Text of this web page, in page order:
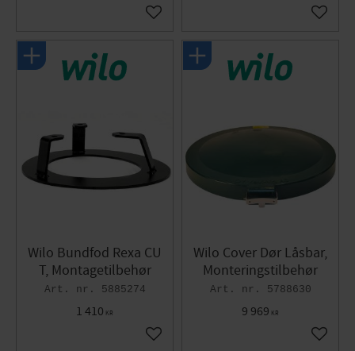
Gem som favorit Gem
Wilo Bundfod Rexa CU
T, Montagetilbehør
5885274
1 410 KR
Gem som favorit
Wilo Cover Dør Låsbar,
Monteringstilbehør
5788630
9 969 KR
Gem